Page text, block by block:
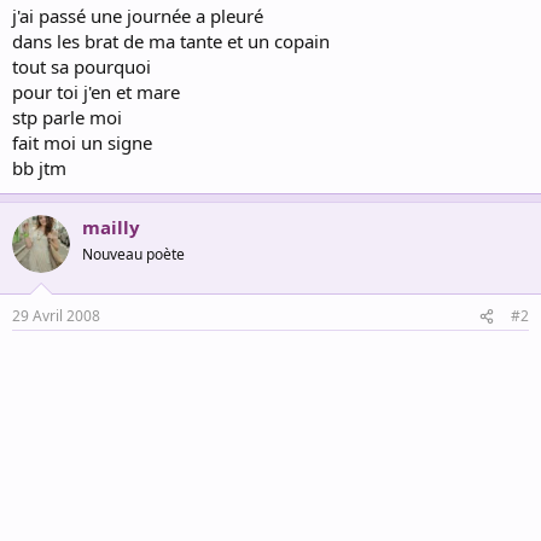
j'ai passé une journée a pleuré
dans les brat de ma tante et un copain
tout sa pourquoi
pour toi j'en et mare
stp parle moi
fait moi un signe
bb jtm
mailly
Nouveau poète
29 Avril 2008 #2